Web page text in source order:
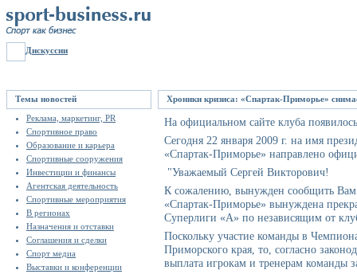
Дискуссии
Темы новостей
Реклама, маркетинг, PR
Спортивное право
Образование и карьера
Спортивные сооружения
Инвестиции и финансы
Агентская деятельность
Спортивные мероприятия
В регионах
Назначения и отставки
Соглашения и сделки
Спорт медиа
Выставки и конференции
Хроники кризиса: «Спартак-Приморье»
На официальном сайте клуба
Сегодня 22 января 2009 г. на имя
«Спартак-Приморье» направлено
"Уважаемый Сергей Викторович!
К сожалению, вынужден сообщить Вам
«Спартак-Приморье» вынуждена
Суперлиги «А» по независящим от
Поскольку участие команды в
Приморского края, то, согласно
выплата игрокам и тренерам команды